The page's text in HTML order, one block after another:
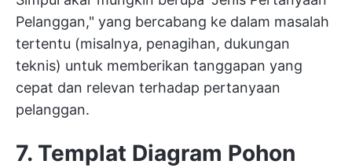
Pelanggan," yang bercabang ke dalam masalah
tertentu (misalnya, penagihan, dukungan
teknis) untuk memberikan tanggapan yang
cepat dan relevan terhadap pertanyaan
pelanggan.
7. Templat Diagram Pohon